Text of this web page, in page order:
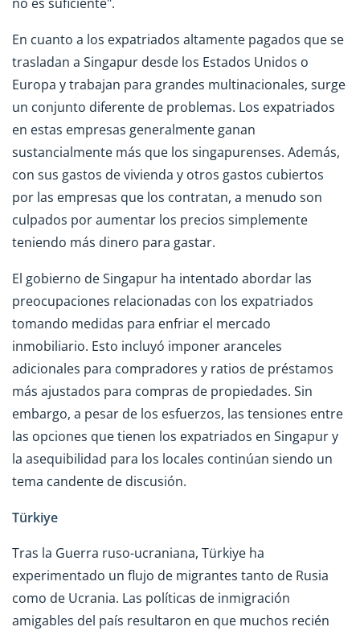
En cuanto a los expatriados altamente pagados que se
trasladan a Singapur desde los Estados Unidos o
Europa y trabajan para grandes multinacionales, surge
un conjunto diferente de problemas. Los expatriados
en estas empresas generalmente ganan
sustancialmente más que los singapurenses. Además,
con sus gastos de vivienda y otros gastos cubiertos
por las empresas que los contratan, a menudo son
culpados por aumentar los precios simplemente
teniendo más dinero para gastar.
El gobierno de Singapur ha intentado abordar las
preocupaciones relacionadas con los expatriados
tomando medidas para enfriar el mercado
inmobiliario. Esto incluyó imponer aranceles
adicionales para compradores y ratios de préstamos
más ajustados para compras de propiedades. Sin
embargo, a pesar de los esfuerzos, las tensiones entre
las opciones que tienen los expatriados en Singapur y
la asequibilidad para los locales continúan siendo un
tema candente de discusión.
Türkiye
Tras la Guerra ruso-ucraniana, Türkiye ha
experimentado un flujo de migrantes tanto de Rusia
como de Ucrania. Las políticas de inmigración
amigables del país resultaron en que muchos recién